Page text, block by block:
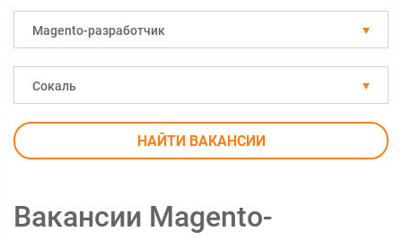
Magento-разработчик
Сокаль
НАЙТИ ВАКАНСИИ
Вакансии Magento-